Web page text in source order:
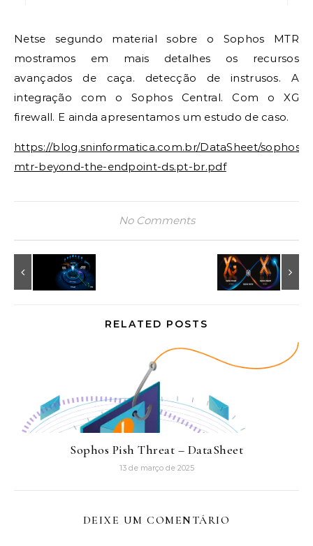
Netse segundo material sobre o Sophos MTR
mostramos em mais detalhes os recursos
avançados de caça. detecção de instrusos. A
integração com o Sophos Central. Com o XG
firewall. E ainda apresentamos um estudo de caso.
https://blog.sninformatica.com.br/DataSheet/sophos-
mtr-beyond-the-endpoint-ds.pt-br.pdf
No Comments
RELATED POSTS
Sophos Pish Threat – DataSheet
13 de março de 2025
DEIXE UM COMENTÁRIO